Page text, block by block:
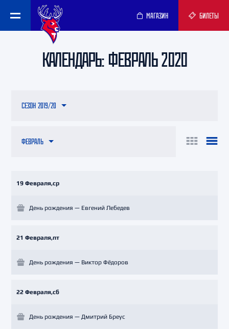
МАГАЗИН БИЛЕТЫ
КАЛЕНДАРЬ: ФЕВРАЛЬ 2020
ФЕВРАЛЬ
СЕЗОН 2019/20
19 Февраля,ср
День рождения — Евгений Лебедев
21 Февраля,пт
День рождения — Виктор Фёдоров
22 Февраля,сб
День рождения — Дмитрий Бреус